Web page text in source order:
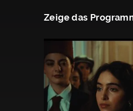
Zeige das